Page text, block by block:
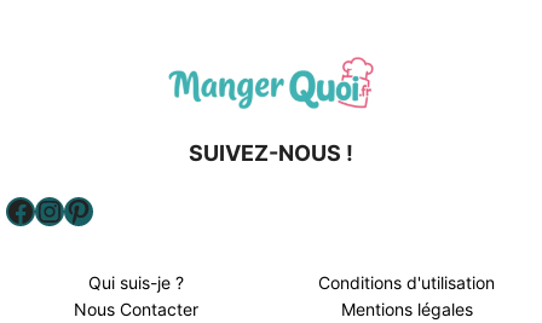
SUIVEZ-NOUS !
Facebook
Instagram
Pinterest
Qui suis-je ?
Nous Contacter
Conditions d'utilisation
Mentions légales